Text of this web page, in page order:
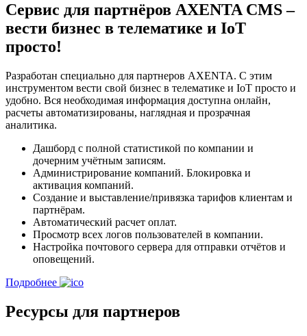
Сервис для партнёров AXENTA CMS –
вести бизнес в телематике и IoT
просто!
Разработан специально для партнеров AXENTA. С этим
инструментом вести свой бизнес в телематике и IoT просто и
удобно. Вся необходимая информация доступна онлайн,
расчеты автоматизированы, наглядная и прозрачная
аналитика.
Дашборд с полной статистикой по компании и
дочерним учётным записям.
Администрирование компаний. Блокировка и
активация компаний.
Создание и выставление/привязка тарифов клиентам и
партнёрам.
Автоматический расчет оплат.
Просмотр всех логов пользователей в компании.
Настройка почтового сервера для отправки отчётов и
оповещений.
Подробнее
Ресурсы для партнеров